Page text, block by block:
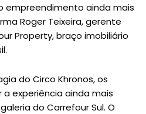
empreendimento ainda mais
Roger Teixeira, gerente
Property, braço imobiliário
do Circo Khronos, os
experiência ainda mais
do Carrefour Sul. O